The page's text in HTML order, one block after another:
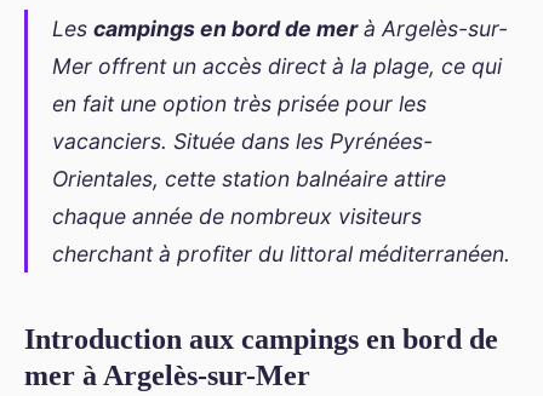
Les campings en bord de merà Argelès-sur-
Mer offrent un accès direct à la plage, ce qui
en fait une option très prisée pour les
vacanciers. Située dans les Pyrénées-
Orientales, cette station balnéaire attire
chaque année de nombreux visiteurs
cherchant à profiter du littoral méditerranéen.
Introduction aux campings en bord de
mer à Argelès-sur-Mer